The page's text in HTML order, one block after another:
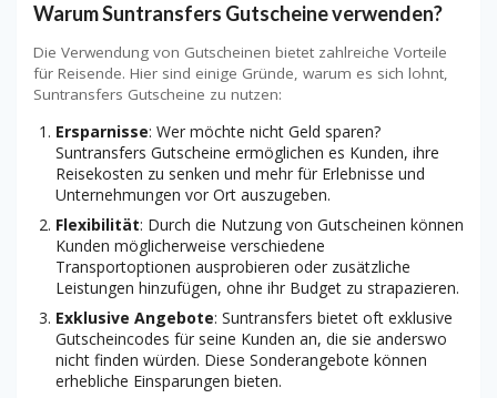
Warum Suntransfers Gutscheine verwenden?
Die Verwendung von Gutscheinen bietet zahlreiche Vorteile
für Reisende. Hier sind einige Gründe, warum es sich lohnt,
Suntransfers Gutscheine zu nutzen:
Ersparnisse: Wer möchte nicht Geld sparen?
Suntransfers Gutscheine ermöglichen es Kunden, ihre
Reisekosten zu senken und mehr für Erlebnisse und
Unternehmungen vor Ort auszugeben.
Flexibilität: Durch die Nutzung von Gutscheinen können
Kunden möglicherweise verschiedene
Transportoptionen ausprobieren oder zusätzliche
Leistungen hinzufügen, ohne ihr Budget zu strapazieren.
Exklusive Angebote: Suntransfers bietet oft exklusive
Gutscheincodes für seine Kunden an, die sie anderswo
nicht finden würden. Diese Sonderangebote können
erhebliche Einsparungen bieten.